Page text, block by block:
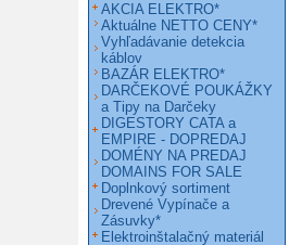
AKCIA ELEKTRO*
Aktuálne NETTO CENY*
Vyhľadávanie detekcia
káblov
BAZÁR ELEKTRO*
DARČEKOVÉ POUKÁŽKY
a Tipy na Darčeky
DIGESTORY CATA a
EMPIRE - DOPREDAJ
DOMÉNY NA PREDAJ
DOMAINS FOR SALE
Doplnkový sortiment
Drevené Vypínače a
Zásuvky*
Elektroinštalačný materiál